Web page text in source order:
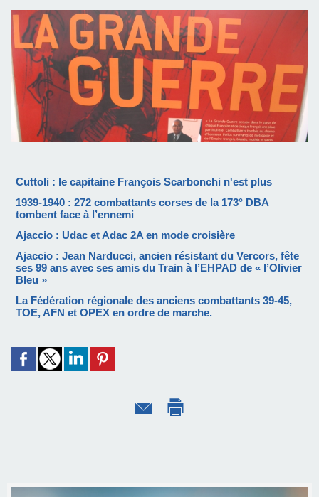
Cuttoli : le capitaine François Scarbonchi n'est plus
1939-1940 : 272 combattants corses de la 173° DBA
tombent face à l’ennemi
Ajaccio : Udac et Adac 2A en mode croisière
Ajaccio : Jean Narducci, ancien résistant du Vercors, fête
ses 99 ans avec ses amis du Train à l’EHPAD de « l’Olivier
Bleu »
La Fédération régionale des anciens combattants 39-45,
TOE, AFN et OPEX en ordre de marche.